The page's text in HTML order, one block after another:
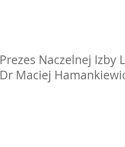
Prezes Naczelnej Izby
Dr Maciej